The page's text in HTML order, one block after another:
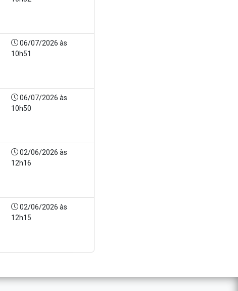
06/07/2026 às
10h51
06/07/2026 às
10h50
02/06/2026 às
12h16
02/06/2026 às
12h15